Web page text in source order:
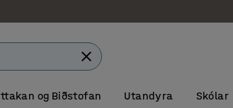
og Biðstofan Utandyra Skólar